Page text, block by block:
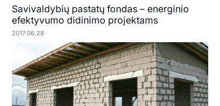
Savivaldybių pastatų fondas – energinio
efektyvumo didinimo projektams
2017.06.28